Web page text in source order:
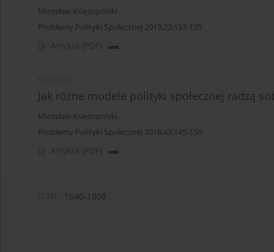
Mirosław Księżopolski
Problemy Polityki Społecznej 2013;23:133-135
Artykuł (PDF)
Jak różne modele polityki społecznej radzą
Mirosław Księżopolski
Problemy Polityki Społecznej 2018;43:145-150
Artykuł (PDF)
1640-1808